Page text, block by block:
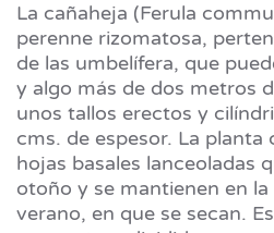
La cañaheja (Ferula
perenne rizomatosa,
de las umbelífera, que
y algo más de dos metros
unos tallos erectos y
cms. de espesor. La
hojas basales lanceoladas
otoño y se mantienen en
verano, en que se secan.